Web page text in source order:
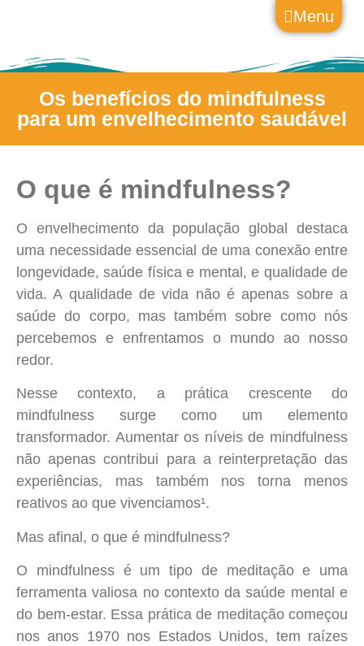
Menu
Os benefícios do mindfulness
para um envelhecimento saudável
O que é mindfulness?
O envelhecimento da população global destaca
uma necessidade essencial de uma conexão entre
longevidade, saúde física e mental, e qualidade de
vida. A qualidade de vida não é apenas sobre a
saúde do corpo, mas também sobre como nós
percebemos e enfrentamos o mundo ao nosso
redor.
Nesse contexto, a prática crescente do
mindfulness surge como um elemento
transformador. Aumentar os níveis de mindfulness
não apenas contribui para a reinterpretação das
experiências, mas também nos torna menos
reativos ao que vivenciamos¹.
Mas afinal, o que é mindfulness?
O mindfulness é um tipo de meditação e uma
ferramenta valiosa no contexto da saúde mental e
do bem-estar. Essa prática de meditação começou
nos anos 1970 nos Estados Unidos, tem raízes